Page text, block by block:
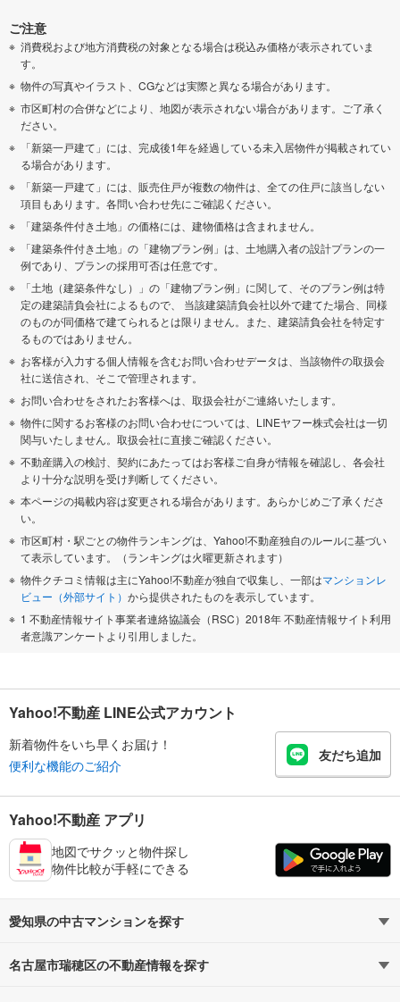
ご注意
消費税および地方消費税の対象となる場合は税込み価格が表示されていま
す。
物件の写真やイラスト、CGなどは実際と異なる場合があります。
市区町村の合併などにより、地図が表示されない場合があります。ご了承く
ださい。
「新築一戸建て」には、完成後1年を経過している未入居物件が掲載されてい
る場合があります。
「新築一戸建て」には、販売住戸が複数の物件は、全ての住戸に該当しない
項目もあります。各問い合わせ先にご確認ください。
「建築条件付き土地」の価格には、建物価格は含まれません。
「建築条件付き土地」の「建物プラン例」は、土地購入者の設計プランの一
例であり、プランの採用可否は任意です。
「土地（建築条件なし）」の「建物プラン例」に関して、そのプラン例は特
定の建築請負会社によるもので、 当該建築請負会社以外で建てた場合、同様
のものが同価格で建てられるとは限りません。また、建築請負会社を特定す
るものではありません。
お客様が入力する個人情報を含むお問い合わせデータは、当該物件の取扱会
社に送信され、そこで管理されます。
お問い合わせをされたお客様へは、取扱会社がご連絡いたします。
物件に関するお客様のお問い合わせについては、LINEヤフー株式会社は一切
関与いたしません。取扱会社に直接ご確認ください。
不動産購入の検討、契約にあたってはお客様ご自身が情報を確認し、各会社
より十分な説明を受け判断してください。
本ページの掲載内容は変更される場合があります。あらかじめご了承くださ
い。
市区町村・駅ごとの物件ランキングは、Yahoo!不動産独自のルールに基づい
て表示しています。（ランキングは火曜更新されます）
物件クチコミ情報は主にYahoo!不動産が独自で収集し、一部はマンションレ
ビュー（外部サイト） から提供されたものを表示しています。
1 不動産情報サイト事業者連絡協議会（RSC）2018年 不動産情報サイト利用
者意識アンケートより引用しました。
Yahoo!不動産 LINE公式アカウント
新着物件をいち早くお届け！
便利な機能のご紹介
友だち追加
Yahoo!不動産 アプリ
地図でサクッと物件探し
物件比較が手軽にできる
愛知県の中古マンションを探す
路線・駅から探す
名古屋市瑞穂区の不動産情報を探す